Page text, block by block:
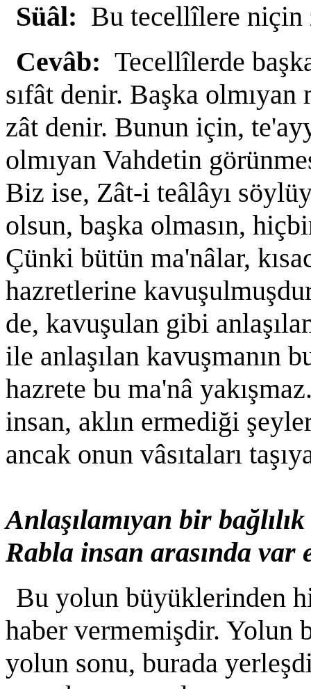
Süâl: Bu tecellîlere
Cevâb: Tecellîlerde
sıfât denir. Başka
zât denir. Bunun için,
olmıyan Vahdetin
Biz ise, Zât-i teâlâyı
olsun, başka olmasın,
Çünki bütün ma'nâlar,
hazretlerine
de, kavuşulan gibi
ile anlaşılan kavuşmanın
hazrete bu ma'nâ
insan, aklın ermediği
ancak onun vâsıtaları
Anlaşılamıyan bir
Rabla insan arasında var
Bu yolun büyüklerinden
haber vermemişdir. Yolun
yolun sonu, burada